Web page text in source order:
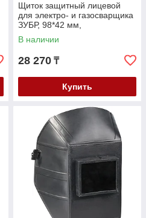
Щиток защитный лицевой
для электро- и газосварщика
ЗУБР, 98*42 мм,
автозатемнение (11079)
В наличии
28 270 ₸
Купить